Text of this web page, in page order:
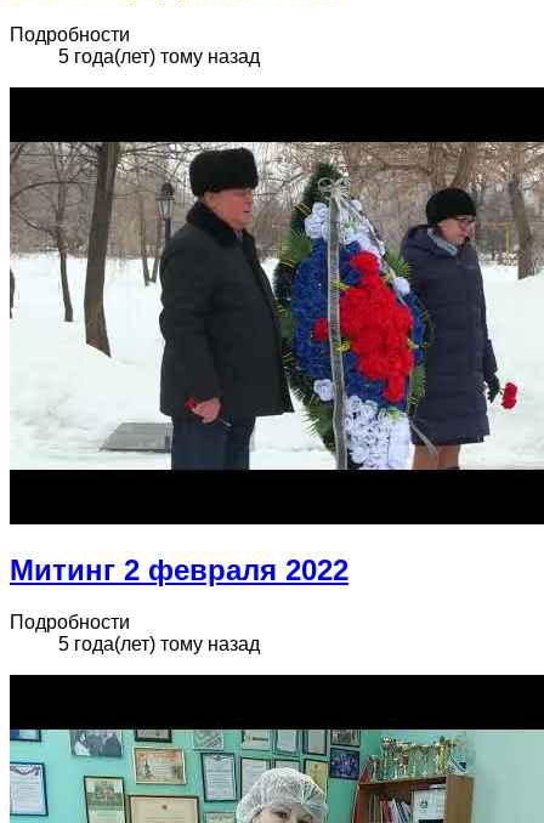
Подробности
5 года(лет) тому назад
Митинг 2 февраля 2022
Подробности
5 года(лет) тому назад